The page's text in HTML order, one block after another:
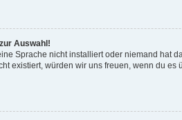
Auswahl!
Sprache nicht installiert oder niemand hat
existiert, würden wir uns freuen, wenn du